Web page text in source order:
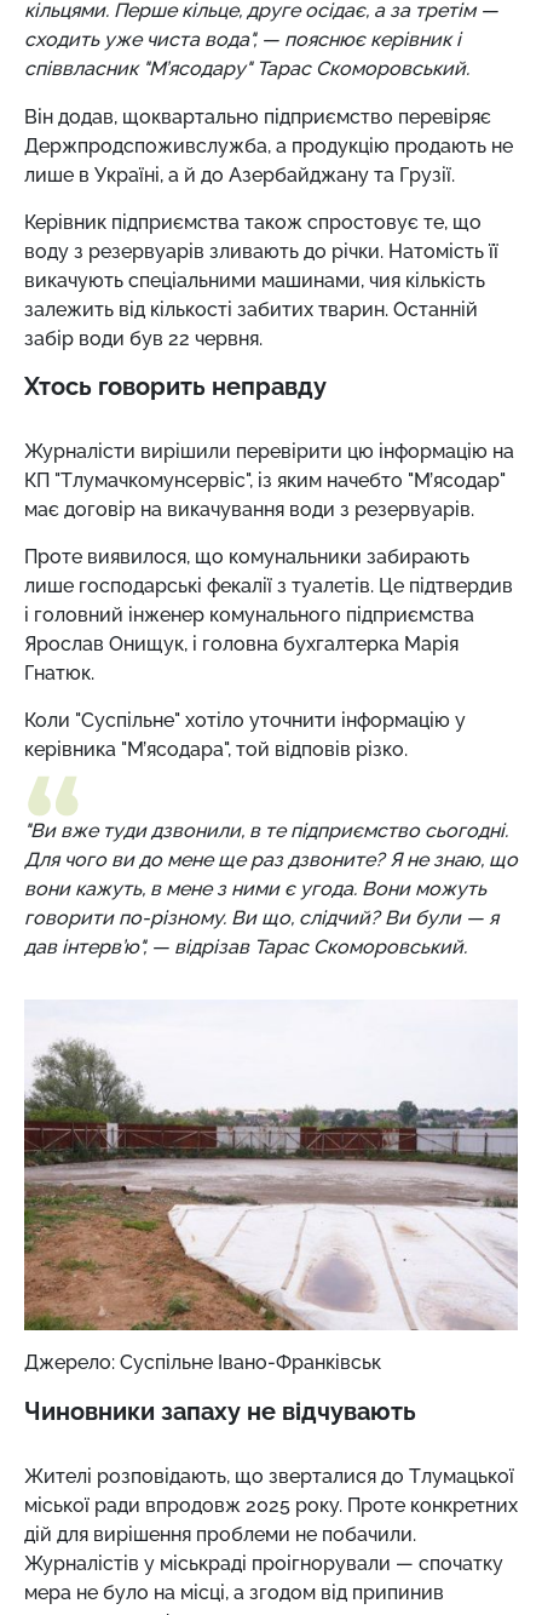
кільцями. Перше кільце, друге осідає, а за третім —
сходить уже чиста вода", — пояснює керівник і
співвласник "М’ясодару" Тарас Скоморовський.
Він додав, щоквартально підприємство перевіряє
Держпродспоживслужба, а продукцію продають не
лише в Україні, а й до Азербайджану та Грузії.
Керівник підприємства також спростовує те, що
воду з резервуарів зливають до річки. Натомість її
викачують спеціальними машинами, чия кількість
залежить від кількості забитих тварин. Останній
забір води був 22 червня.
Хтось говорить неправду
Журналісти вирішили перевірити цю інформацію на
КП "Тлумачкомунсервіс", із яким начебто "М’ясодар"
має договір на викачування води з резервуарів.
Проте виявилося, що комунальники забирають
лише господарські фекалії з туалетів. Це підтвердив
і головний інженер комунального підприємства
Ярослав Онищук, і головна бухгалтерка Марія
Гнатюк.
Коли "Суспільне" хотіло уточнити інформацію у
керівника "М’ясодара", той відповів різко.
"Ви вже туди дзвонили, в те підприємство сьогодні.
Для чого ви до мене ще раз дзвоните? Я не знаю, що
вони кажуть, в мене з ними є угода. Вони можуть
говорити по-різному. Ви що, слідчий? Ви були — я
дав інтерв’ю", — відрізав Тарас Скоморовський.
Джерело: Суспільне Івано-Франківськ
Чиновники запаху не відчувають
Жителі розповідають, що зверталися до Тлумацької
міської ради впродовж 2025 року. Проте конкретних
дій для вирішення проблеми не побачили.
Журналістів у міськраді проігнорували — спочатку
мера не було на місці, а згодом від припинив